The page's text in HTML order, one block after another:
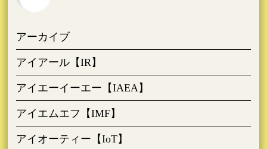
アーカイブ
アイアール【IR】
アイエーイーエー【IAEA】
アイエムエフ【IMF】
アイオーティー【IoT】